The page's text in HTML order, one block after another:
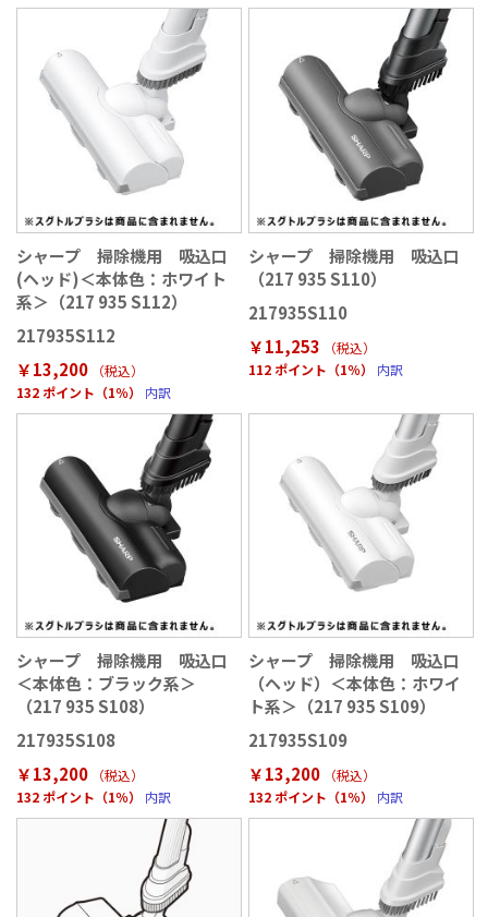
シャープ 掃除機用 吸込口
(ヘッド)＜本体色：ホワイト
系＞（217 935 S112）
217935S112
￥13,200
（税込）
132 ポイント（1％）
内訳
シャープ 掃除機用 吸込口
（217 935 S110）
217935S110
￥11,253
（税込）
112 ポイント（1％）
内訳
シャープ 掃除機用 吸込口
＜本体色：ブラック系＞
（217 935 S108）
217935S108
￥13,200
（税込）
132 ポイント（1％）
内訳
シャープ 掃除機用 吸込口
（ヘッド）＜本体色：ホワイ
ト系＞（217 935 S109）
217935S109
￥13,200
（税込）
132 ポイント（1％）
内訳